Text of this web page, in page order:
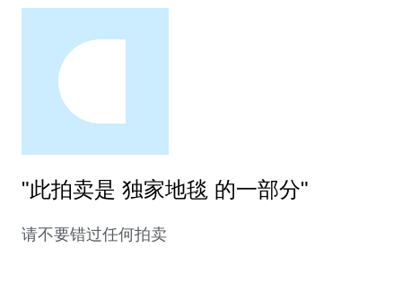
"此拍卖是 独家地毯 的一部分"
请不要错过任何拍卖